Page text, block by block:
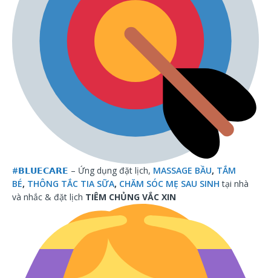
#𝗕𝗟𝗨𝗘𝗖𝗔𝗥𝗘 – Ứng dụng đặt lịch, MASSAGE BẦU, TẮM
BÉ, THÔNG TẮC TIA SỮA, CHĂM SÓC MẸ SAU SINH tại nhà
và nhắc & đặt lịch TIÊM CHỦNG VẮC XIN